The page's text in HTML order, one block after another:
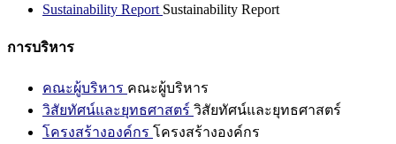
Sustainability Report Sustainability Report
การบริหาร
คณะผู้บริหาร คณะผู้บริหาร
วิสัยทัศน์และยุทธศาสตร์ วิสัยทัศน์และยุทธศาสตร์
โครงสร้างองค์กร โครงสร้างองค์กร